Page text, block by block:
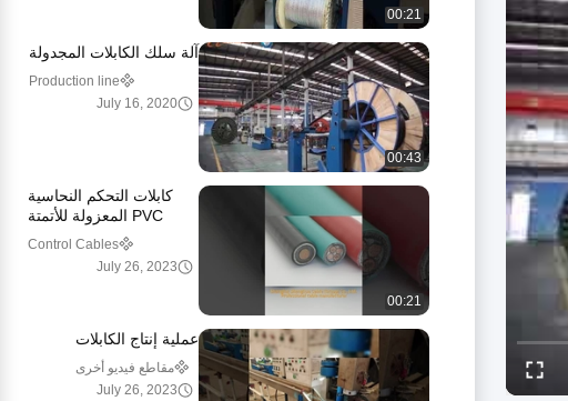
00:21
00:43
آلة سلك الكابلات المجدولة
Production line
July 16, 2020
00:21
كابلات التحكم النحاسية
PVC المعزولة للأتمتة
الصناعية
Control Cables
July 26, 2023
عملية إنتاج الكابلات
مقاطع فيديو أخرى
July 26, 2023